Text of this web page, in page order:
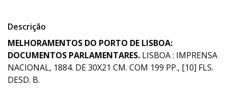
Descrição
MELHORAMENTOS DO PORTO DE LISBOA:
DOCUMENTOS PARLAMENTARES. LISBOA : IMPRENSA
NACIONAL, 1884. DE 30X21 CM. COM 199 PP., [10] FLS.
DESD. B.